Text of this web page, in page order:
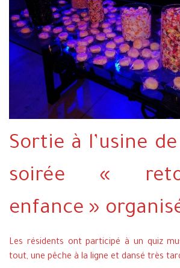
Sortie à l’usine
soirée «
enfance »
Les résidents ont participé à un quiz
tout, une pêche à la ligne et dansé très